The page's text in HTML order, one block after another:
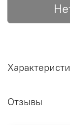
Отзывы